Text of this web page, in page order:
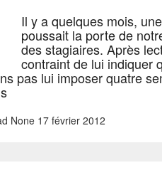
Il y a quelques mois,
poussait la porte de
des stagiaires. Après
contraint de lui indiquer
pas lui imposer quatre
None 17 février 2012